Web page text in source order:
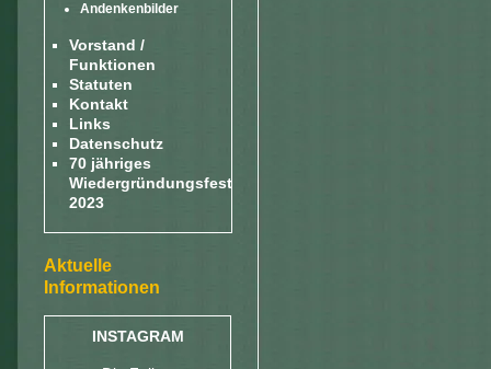
Andenkenbilder
Vorstand /
Funktionen
Statuten
Kontakt
Links
Datenschutz
70 jähriges
Wiedergründungsfest
2023
Aktuelle
Informationen
INSTAGRAM